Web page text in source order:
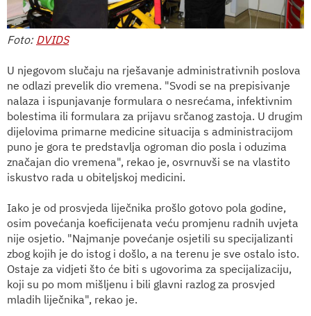
Foto: DVIDS
U njegovom slučaju na rješavanje administrativnih poslova
ne odlazi prevelik dio vremena. "Svodi se na prepisivanje
nalaza i ispunjavanje formulara o nesrećama, infektivnim
bolestima ili formulara za prijavu srčanog zastoja. U drugim
dijelovima primarne medicine situacija s administracijom
puno je gora te predstavlja ogroman dio posla i oduzima
značajan dio vremena", rekao je, osvrnuvši se na vlastito
iskustvo rada u obiteljskoj medicini.
Iako je od prosvjeda liječnika prošlo gotovo pola godine,
osim povećanja koeficijenata veću promjenu radnih uvjeta
nije osjetio. "Najmanje povećanje osjetili su specijalizanti
zbog kojih je do istog i došlo, a na terenu je sve ostalo isto.
Ostaje za vidjeti što će biti s ugovorima za specijalizaciju,
koji su po mom mišljenu i bili glavni razlog za prosvjed
mladih liječnika", rekao je.